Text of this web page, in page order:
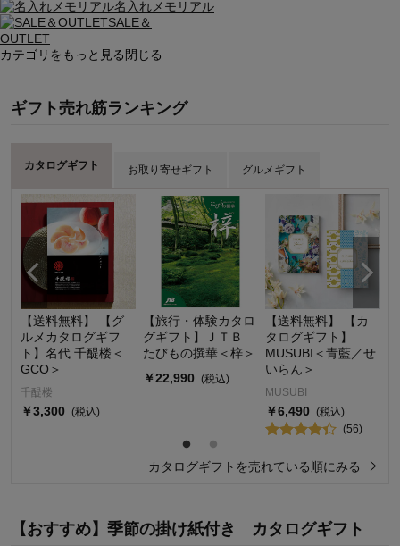
名入れメモリアル
SALE＆
OUTLET
カテゴリをもっと見る 閉じる
ギフト売れ筋ランキング
カタログギフト お取り寄せギフト グルメギフト
【送料無料】 【グ
ルメカタログギフ
ト】名代 千醍楼＜
GCO＞
千醍楼
￥3,300 (税込)
【旅行・体験カタロ
グギフト】ＪＴＢ
たびもの撰華＜梓＞
￥22,990 (税込)
【送料無料】 【カ
タログギフト】
MUSUBI＜青藍／せ
いらん＞
MUSUBI
￥6,490 (税込)
(56)
カタログギフトを売れている順にみる
【お取り寄せギフ
ト】セット品 料理
家 栗原はるみ監修
調味料4本＋マスタ
ードオーガニック今
治タオル
【お取り寄せギフ
ト】ロイヤルガトー
コレクション14個入
リーガロイヤルホテル
【お取り寄せギフ
ト】食べくらべハン
バーグ詰合せ4個入
飛騨高山ファクトリー
￥3,240
お取り寄せギフトを売れている順にみる
【おとりよせ】 和
牛焼肉ライスバーガ
ー特製 6個セット
￥4,806
3層デザート ジュレ
パフェ 8個／12個
ひととえ
￥2,160～
【おとりよせ】 銀
座フルーツジュレ 9
個
銀座千疋屋
￥4,860
(8)
グルメギフトを売れている順にみる
【おすすめ】季節の掛け紙付き カタログギフト